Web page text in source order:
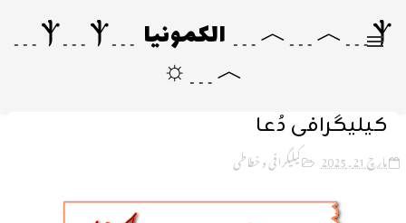
Ⲯ﹍︿﹍︿﹍ الکمونیا ﹍Ⲯ﹍Ⲯ﹍
︿﹍☼
کیلیگرافی دُعا
مارچ 21, 2025 کیلیگرافی و خطاطی